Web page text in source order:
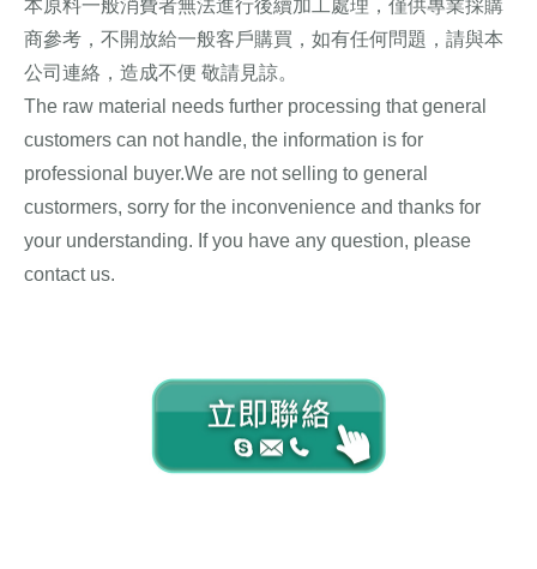
本原料一般消費者無法進行後續加工處理，僅供專業採購
商參考，不開放給一般客戶購買，如有任何問題，請與本
公司連絡，造成不便 敬請見諒。
The raw material needs further processing that general
customers can not handle, the information is for
professional buyer.We are not selling to general
custormers, sorry for the inconvenience and thanks for
your understanding. If you have any question, please
contact us.